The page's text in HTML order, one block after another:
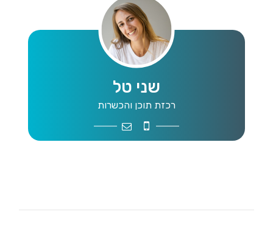
שני טל
רכזת תוכן והכשרות
052-6326253